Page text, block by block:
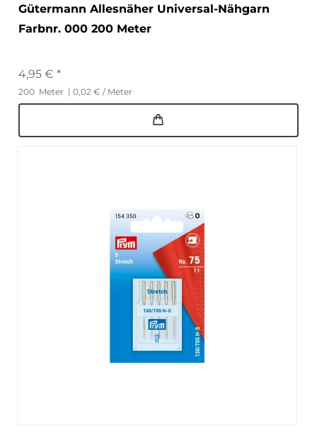
Gütermann Allesnäher Universal-Nähgarn
Farbnr. 000 200 Meter
4,95 € *
200 Meter | 0,02 € / Meter